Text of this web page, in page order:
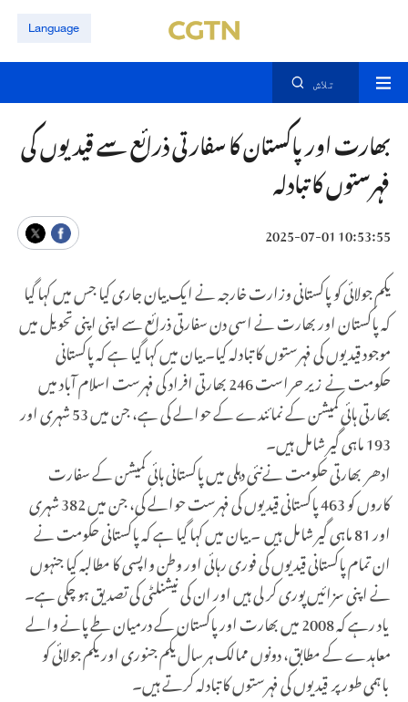
Language
تلاش
بھارت اور پاکستان کا سفارتی ذرائع سے قیدیوں کی
فہرستوں کا تبادلہ
10:53:55 2025-07-01
یکم جولائی کو پاکستانی وزارت خارجہ نے ایک بیان جاری کیا جس میں کہا گیا
کہ پاکستان اور بھارت نے اسی دن سفارتی ذرائع سے اپنی اپنی تحویل میں
موجود قیدیوں کی فہرستوں کا تبادلہ کیا۔ بیان میں کہا گیا ہے کہ پاکستانی
حکومت نے زیر حراست 246 بھارتی افراد کی فہرست اسلام آباد میں
بھارتی ہائی کمیشن کے نمائندے کے حوالے کی ہے، جن میں 53 شہری اور
193 ماہی گیر شامل ہیں۔
ادھر بھارتی حکومت نےنئی دہلی میں پاکستانی ہائی کمیشن کے سفارت
کاروں کو 463 پاکستانی قیدیوں کی فہرست حوالے کی، جن میں 382 شہری
اور 81 ماہی گیر شامل ہیں ۔ بیان میں کہا گیا ہے کہ پاکستانی حکومت نے
ان تمام پاکستانی قیدیوں کی فوری رہائی اور وطن واپسی کا مطالبہ کیا جنہوں
نے اپنی سزائیں پوری کر لی ہیں اور ان کی نیشنلٹی کی تصدیق ہو چکی ہے۔
یاد رہے کہ 2008 میں بھارت اور پاکستان کے درمیان طے پانے والے
معاہدے کے مطابق، دونوں ممالک ہر سال یکم جنوری اور یکم جولائی کو
باہمی طور پر قیدیوں کی فہرستوں کا تبادلہ کرتے ہیں۔